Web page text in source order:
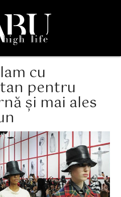
cu
pentru
și mai ales